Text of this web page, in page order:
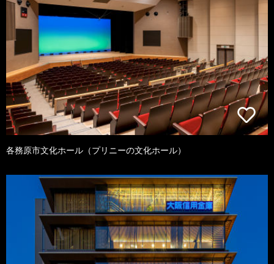
各務原市文化ホール（プリニーの文化ホール）